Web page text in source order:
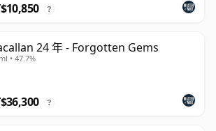
?
24 年 - Forgotten Gems
• 47.7%
?